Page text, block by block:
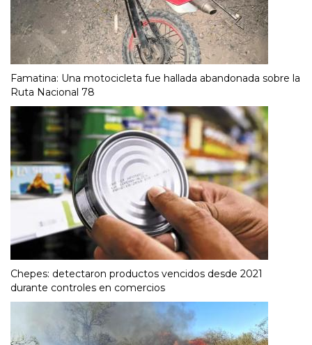
Famatina: Una motocicleta fue hallada abandonada sobre la
Ruta Nacional 78
Chepes: detectaron productos vencidos desde 2021
durante controles en comercios